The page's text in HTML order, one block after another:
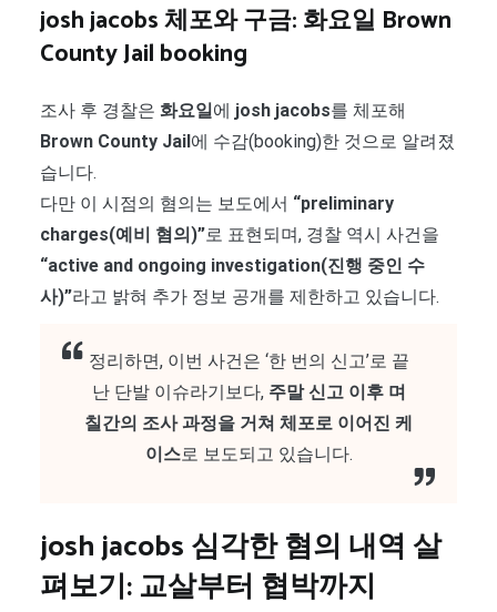
josh jacobs 체포와 구금: 화요일 Brown
County Jail booking
조사 후 경찰은 화요일에 josh jacobs를 체포해
Brown County Jail 에 수감(booking)한 것으로 알려졌
습니다.
다만 이 시점의 혐의는 보도에서 “preliminary
charges(예비 혐의)”로 표현되며, 경찰 역시 사건을
“active and ongoing investigation(진행 중인 수
사)”라고 밝혀 추가 정보 공개를 제한하고 있습니다.
정리하면, 이번 사건은 ‘한 번의 신고’로 끝
난 단발 이슈라기보다, 주말 신고 이후 며
칠간의 조사 과정을 거쳐 체포로 이어진 케
이스로 보도되고 있습니다.
josh jacobs 심각한 혐의 내역 살
펴보기: 교살부터 협박까지